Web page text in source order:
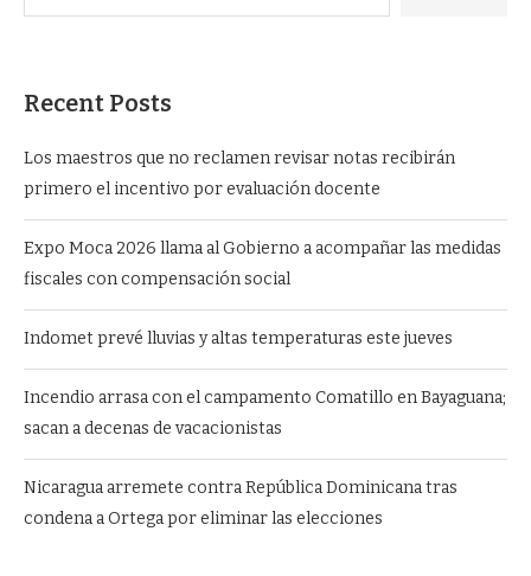
Recent Posts
Los maestros que no reclamen revisar notas recibirán
primero el incentivo por evaluación docente
Expo Moca 2026 llama al Gobierno a acompañar las medidas
fiscales con compensación social
Indomet prevé lluvias y altas temperaturas este jueves
Incendio arrasa con el campamento Comatillo en Bayaguana;
sacan a decenas de vacacionistas
Nicaragua arremete contra República Dominicana tras
condena a Ortega por eliminar las elecciones